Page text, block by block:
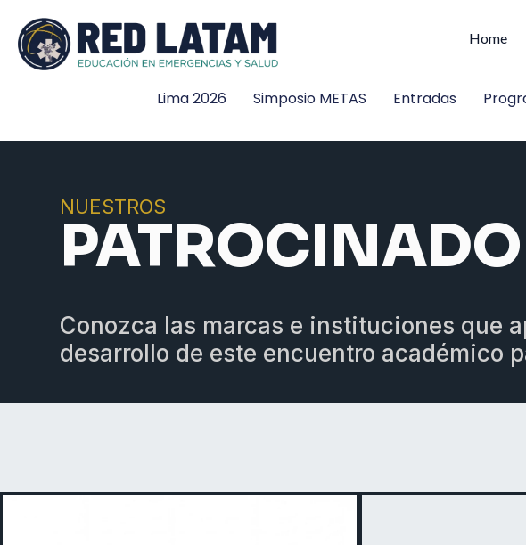
contenido
Home
PatrocinadoresLima 2026 Simposio METAS Entradas
NUESTROS
Conozca las marcas e instituciones que
desarrollo de este encuentro académico